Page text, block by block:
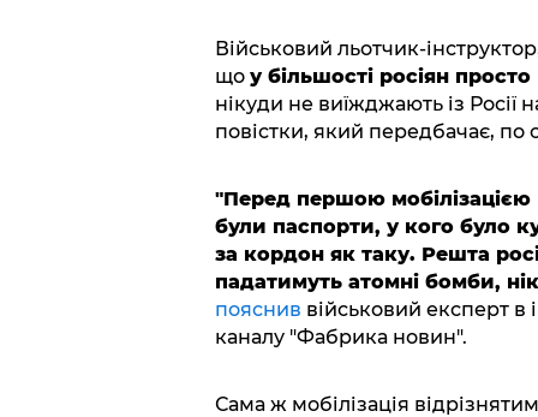
Військовий льотчик-
що у більшості росіян
нікуди не виїжджають із Росії
повістки, який передбачає, по
"Перед першою мобілізацією
були паспорти, у кого було
за кордон як таку. Решта
падатимуть атомні бомби,
пояснив військовий експерт в
каналу "Фабрика новин".
Сама ж мобілізація